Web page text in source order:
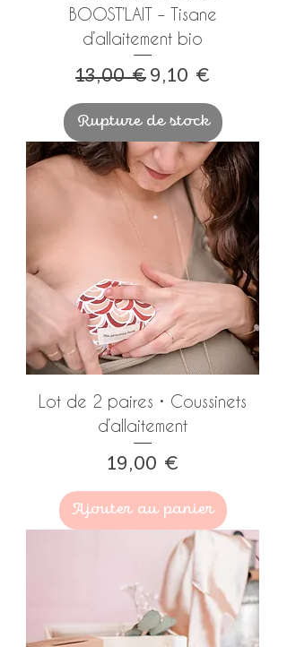
BOOST’LAIT – Tisane
d’allaitement bio
Prix original
13,00 € Prix
9,10 €
Rupture de stock
Lot de 2 paires • Coussinets
d’allaitement
Prix
19,00 €
Ajouter au panier